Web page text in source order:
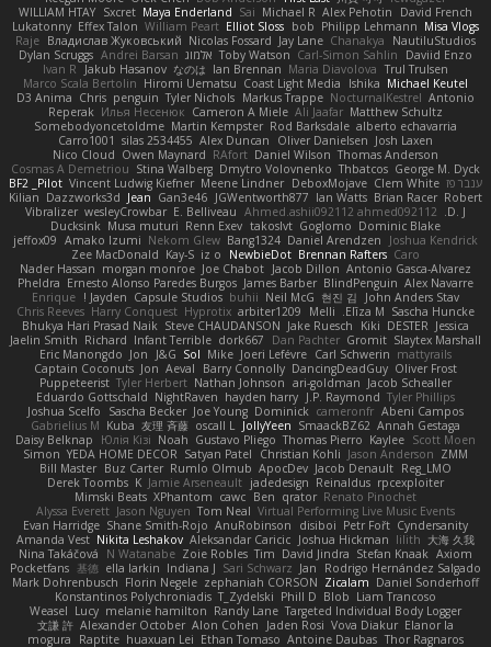
David French
Alex Pehotin
Michael R
Sai
Maya Enderland
Sxcret
WILLIAM HTAY
Misa Vlogs
Philipp Lehmann
bob
Elliot Sloss
William Peart
Effex Talon
Lukatonny
NautiluStudios
Chanakya
Jay Lane
Nicolas Fossard
Владислав Жуковський
Raje
Daviid Enzo
Carl-Simon Sahlin
Toby Watson אלמוג Andrei Barsan
Dylan Scruggs
Trul Trulsen
Maria Diavolova
Ian Brennan
なのは
Jakub Hasanov
Ivan R
Michael Keutel
Ishika
Coast Light Media
Hiromi Uematsu
Marco Scala Bertolin
Antonio
NocturnalKestrel
Markus Trappe
Tyler Nichols
penguin
Chris
D3 Anima
Matthew Schultz
Ali Jaafar
Cameron A Miele
Илья Несенюк
Reperak
alberto echavarria
Rod Barksdale
Martin Kempster
Somebodyoncetoldme
Josh Laxen
Oliver Danielsen
Alex Duncan
silas 2534455
Carro1001
Thomas Anderson
Daniel Wilson
RAfort
Owen Maynard
Nico Cloud
George M. Dyck
Thbatcos
Dmytro Volovnenko
Stina Walberg
Cosmas A Demetriou
ענבר פז Clem White
DeboxMojave
Meene Lindner
Vincent Ludwig Kiefner
BF2 _Pilot
Robert
Brian Racer
Ian Watts
JGWentworth877
Gan3e46
Jean
Dazzworks3d
Kilian
D. J.
Ahmed.ashii092112 ahmed092112
E. Belliveau
wesleyCrowbar
Vibralizer
Dominic Blake
Goglomo
takoslvt
Renn Exev
Musa muturi
Ducksink
Joshua Kendrick
Daniel Arendzen
Bang1324
Nekom Glew
Amako Izumi
jeffox09
Caro
Brennan Rafters
NewbieDot
iz o
Kay-S
Zee MacDonald
Antonio Gasca-Alvarez
Jacob Dillon
Joe Chabot
morgan monroe
Nader Hassan
Alex Navarre
BlindPenguin
James Barber
Ernesto Alonso Paredes Burgos
Pheldra
John Anders Stav
현진 김
Neil McG
buhii
Capsule Studios
Jayden !
Enrique
Sascha Huncke
Elīza M.
Melli
arbiter1209
Hyprotix
Harry Conquest
Chris Reeves
Jessica
DESTER
Kiki
Jake Ruesch
Steve CHAUDANSON
Bhukya Hari Prasad Naik
Slaytex Marshall
Gromit
Dan Pachter
dork667
Infant Terrible
Richard
Jaelin Smith
mattyrails
Carl Schwerin
Joeri Lefévre
Mike
Sol
J&G
Jon
Eric Manongdo
Oliver Frost
DancingDeadGuy
Barry Connolly
Aeval
Jon
Captain Coconuts
Jacob Schealler
ari-goldman
Nathan Johnson
Tyler Herbert
Puppeteerist
Tyler Phillips
J.P. Raymond
hayden harry
NightRaven
Eduardo Gottschald
Abeni Campos
cameronfr
Dominick
Joe Young
Sascha Becker
Joshua Scelfo
Annah Gestaga
SmaackBZ62
JollyYeen
oscall L
友理 斉藤
Kuba
Gabrielius M
Scott Moen
Kaylee
Thomas Pierro
Gustavo Pliego
Noah
Юлія Кізі
Daisy Belknap
ZMM
Jason Anderson
Christian Kohli
Satyan Patel
YEDA HOME DECOR
Simon
Reg_LMO
Jacob Denault
ApocDev
Rumlo Olmub
Buz Carter
Bill Master
rpcexploiter
Reinaldus
jadedesign
Jamie Arseneault
K
Derek Toombs
Renato Pinochet
qrator
Ben
cawc
XPhantom
Mimski Beats
Virtual Performing Live Music Events
Tom Neal
Jason Nguyen
Alyssa Everett
Cyndersanity
Petr Fořt
disiboi
AnuRobinson
Shane Smith-Rojo
Evan Harridge
大海 久我
lilith
Joshua Hickman
Aleksandar Caricic
Nikita Leshakov
Amanda Vest
Axiom
Stefan Knaak
David Jindra
Tim
Zoie Robles
N Watanabe
Nina Takáčová
Rodrigo Hernández Salgado
Jan
Sari Schwarz
Indiana J
ella larkin
基德
Pocketfans
Daniel Sonderhoff
Zicalam
zephaniah CORSON
Florin Negele
Mark Dohrenbusch
Liam Trancoso
Blob
Phill D
T_Zydelski
Konstantinos Polychroniadis
Targeted Individual Body Logger
Randy Lane
melanie hamilton
Lucy
Weasel
Elanor la
Vova Diakur
Jaden Rosi
Alon Cohen
Alexander October
文謙 許
Thor Ragnaros
Antoine Daubas
Ethan Tomaso
huaxuan Lei
Raptite
mogura